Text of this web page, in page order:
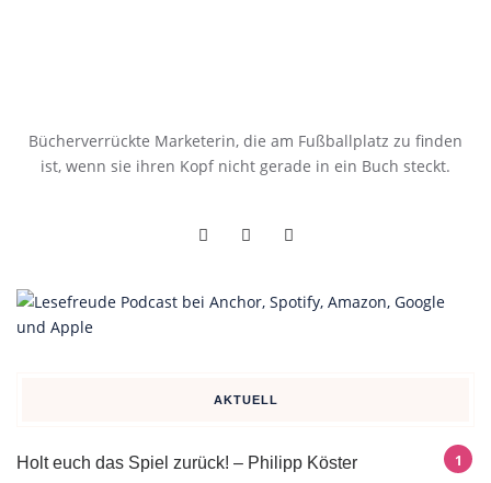
Bücherverrückte Marketerin, die am Fußballplatz zu finden
ist, wenn sie ihren Kopf nicht gerade in ein Buch steckt.
AKTUELL
Holt euch das Spiel zurück! – Philipp Köster